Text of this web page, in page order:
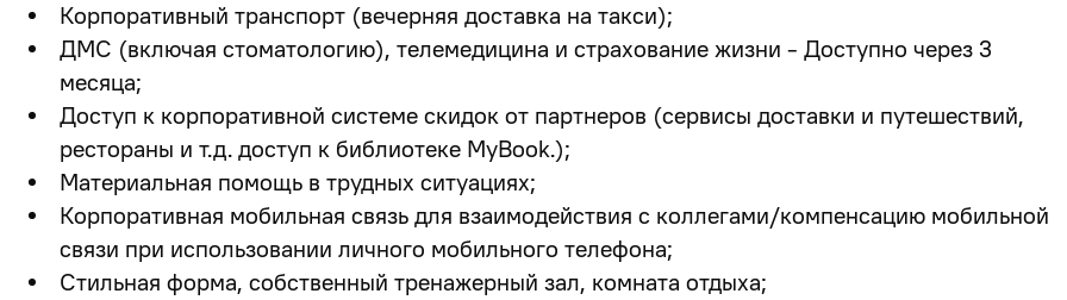
Корпоративный транспорт (вечерняя доставка на такси);
ДМС (включая стоматологию), телемедицина и страхование жизни - Доступно через 3
месяца;
Доступ к корпоративной системе скидок от партнеров (сервисы доставки и путешествий,
рестораны и т.д. доступ к библиотеке MyBook.);
Материальная помощь в трудных ситуациях;
Корпоративная мобильная связь для взаимодействия с коллегами/компенсацию мобильной
связи при использовании личного мобильного телефона;
Стильная форма, собственный тренажерный зал, комната отдыха;